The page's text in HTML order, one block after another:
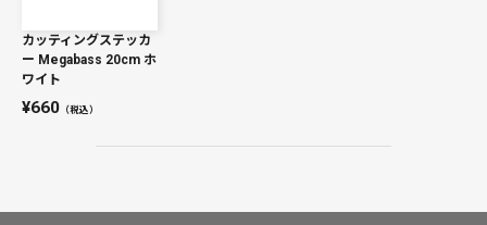
カッティングステッカ
ー Megabass 20cm ホ
ワイト
660 （税込）